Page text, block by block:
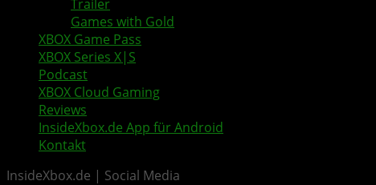
Trailer
Games with Gold
XBOX Game Pass
XBOX Series X|S
Podcast
XBOX Cloud Gaming
Reviews
InsideXbox.de App für Android
Kontakt
InsideXbox.de | Social Media